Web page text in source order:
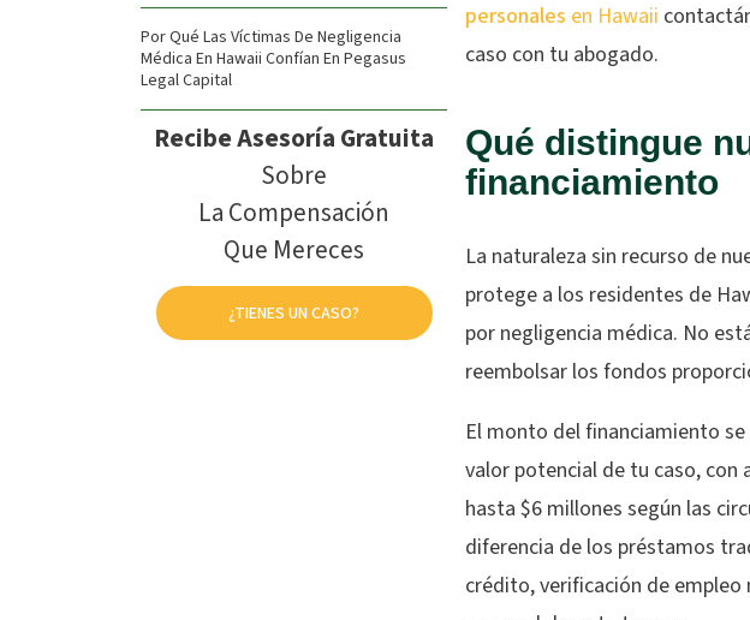
Por Qué Las Víctimas De Negligencia
Médica En Hawaii Confían En Pegasus
Legal Capital
Recibe Asesoría Gratuita
Sobre
La Compensación
Que Mereces
¿TIENES UN CASO?
personales en Hawaii
caso con tu abogado.
Qué distingue
financiamiento
La naturaleza sin recurso de
protege a los residentes de
por negligencia médica. No
reembolsar los fondos
El monto del financiamiento
valor potencial de tu caso, con
hasta $6 millones según las
diferencia de los préstamos
crédito, verificación de empleo